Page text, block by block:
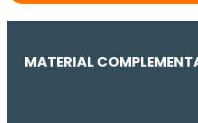
MATERIAL